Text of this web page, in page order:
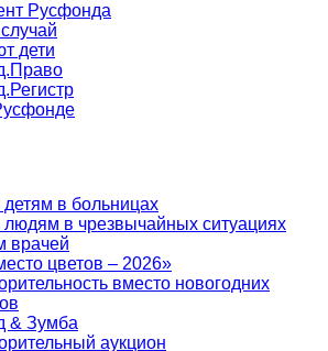
Русфонда
дети
в больницах
в чрезвычайных ситуациях
врачей
цветов – 2026»
вместо новогодних
& Зумба
аукцион